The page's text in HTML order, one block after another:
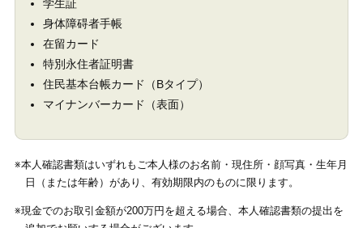
学生証
身体障碍者手帳
在留カード
特別永住者証明書
住民基本台帳カード（Bタイプ）
マイナンバーカード（表面）
※本人確認書類はいずれもご本人様のお名前・現住所・顔写真・生年月
日（または年齢）があり、有効期限内のものに限ります。
※現金でのお取引金額が200万円を超える場合、本人確認書類の提出を